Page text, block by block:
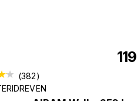
119
(382)